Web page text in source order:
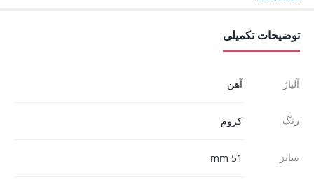
توضیحات تکمیلی
آلیاژ آهن
رنگ کروم
سایز 51 mm